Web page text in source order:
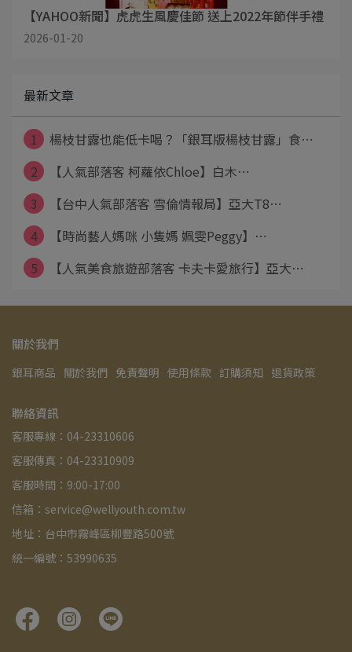
【YAHOO新聞】虎虎生風慶佳節 送上2022年節伴手禮
2026-01-20
最新文章
1
楊枝甘露也能低卡喝？「銀耳版楊枝甘露」食⋯
2
【人氣部落客 柯蘿依Chloe】白木⋯
3
【台中人氣部落客 雪倫情報局】亞大T8⋯
4
【時尚藝人媽咪 小隻媽 姵雯Peggy】⋯
5
【人氣美食旅遊部落客 卡夫卡愛旅行】亞大⋯
關於我們
銀耳商品 關於我們 免責聲明 使用條款 訂購須知 退貨政策
聯絡資訊
客服專線：04-23310606
客服傳真：04-23310909
客服時間：9:00-17:00
信箱：service@wellyouth.com.tw
地址：台中市霧峰區柳豐路500號
統一編號：53990635